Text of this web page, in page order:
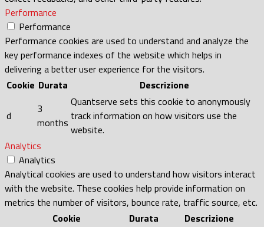
Performance
Performance
Performance cookies are used to understand and analyze the
key performance indexes of the website which helps in
delivering a better user experience for the visitors.
Cookie Durata Descrizione
d
3
months
Quantserve sets this cookie to anonymously
track information on how visitors use the
website.
Analytics
Analytics
Analytical cookies are used to understand how visitors interact
with the website. These cookies help provide information on
metrics the number of visitors, bounce rate, traffic source, etc.
Cookie
Durata Descrizione